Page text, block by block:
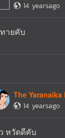
14 yearsago
ายคับ
The Yaranaika
14 yearsago
หวัดดีคับ